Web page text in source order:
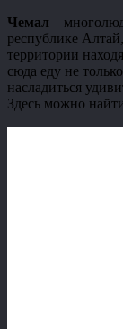
Чемал –
республике
территории
сюда еду не
насладиться
Здесь можно